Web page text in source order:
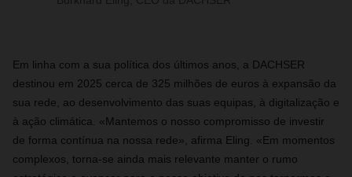
Em linha com a sua política dos últimos anos, a DACHSER
destinou em 2025 cerca de 325 milhões de euros à expansão da
sua rede, ao desenvolvimento das suas equipas, à digitalização e
à ação climática. «Mantemos o nosso compromisso de investir
de forma contínua na nossa rede», afirma Eling. «Em momentos
complexos, torna‑se ainda mais relevante manter o rumo